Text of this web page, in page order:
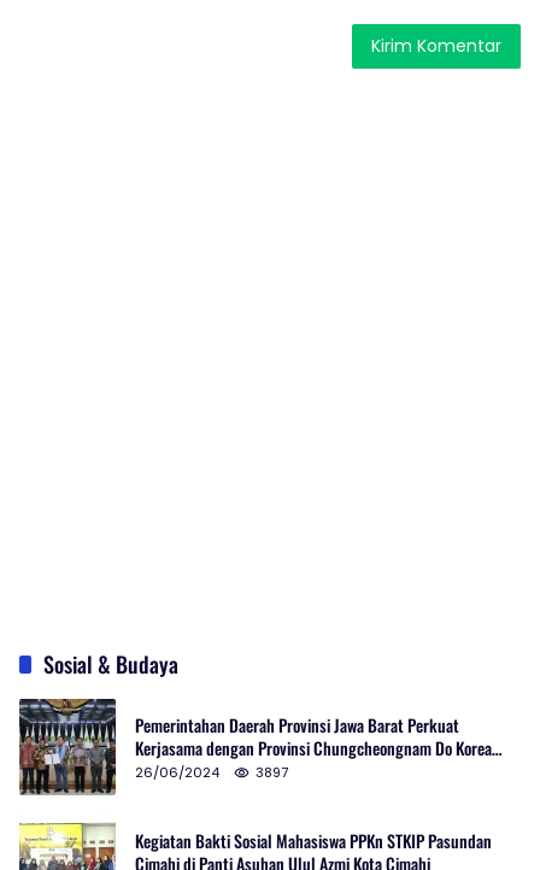
Sosial & Budaya
Pemerintahan Daerah Provinsi Jawa Barat Perkuat
Kerjasama dengan Provinsi Chungcheongnam Do Korea
Selatan
26/06/2024 3897
Kegiatan Bakti Sosial Mahasiswa PPKn STKIP Pasundan
Cimahi di Panti Asuhan Ulul Azmi Kota Cimahi